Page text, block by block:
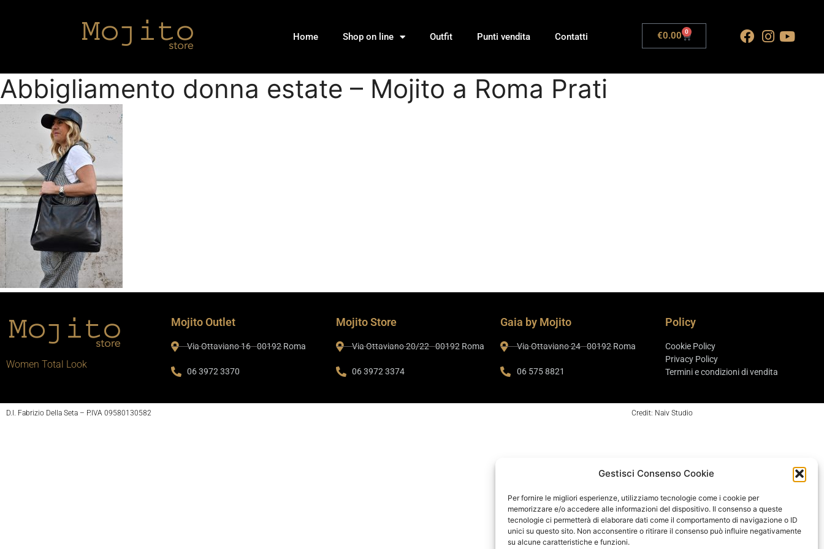
Gestisci Consenso Cookie
Per fornire le migliori esperienze, utilizziamo tecnologie come i cookie per
memorizzare e/o accedere alle informazioni del dispositivo. Il consenso a queste
tecnologie ci permetterà di elaborare dati come il comportamento di navigazione o ID
unici su questo sito. Non acconsentire o ritirare il consenso può influire negativamente
su alcune caratteristiche e funzioni.
Home Shop on line Outfit Punti vendita Contatti €0.00 0
Abbigliamento donna estate – Mojito a Roma Prati
Women Total Look
Mojito Outlet
Via Ottaviano 16 - 00192 Roma
06 3972 3370
Mojito Store
Via Ottaviano 20/22 - 00192 Roma
06 3972 3374
Gaia by Mojito
Via Ottaviano 24 - 00192 Roma
06 575 8821
Policy
Cookie Policy
Privacy Policy
Termini e condizioni di vendita
D.I. Fabrizio Della Seta – P.IVA 09580130582 Credit: Naiv Studio